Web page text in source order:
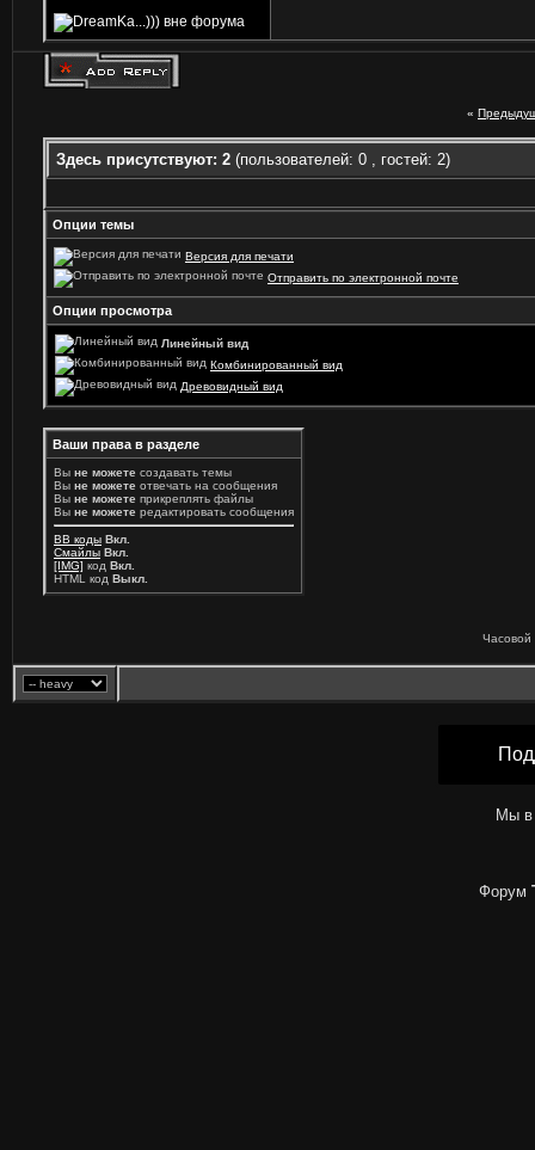
«
Здесь присутствуют: 2 (пользователей: 0 , гостей: 2)
Опции темы
Версия для печати
Отправить по электронной почте
Опции просмотра
Линейный вид
Комбинированный вид
Древовидный вид
Ваши права в разделе
Вы не можете создавать темы
Вы не можете отвечать на сообщения
Вы не можете прикреплять файлы
Вы не можете редактировать сообщения
BB коды Вкл.
Смайлы Вкл.
[IMG] код Вкл.
HTML код Выкл.
Часовой
Мы в
Форум